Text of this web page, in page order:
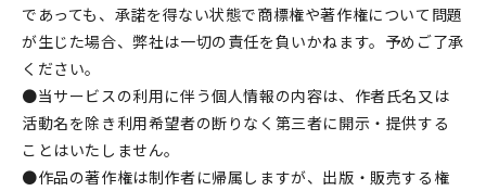
であっても、承諾を得ない状態で商標権や著作権について問題
が生じた場合、弊社は一切の責任を負いかねます。予めご了承
ください。
●当サービスの利用に伴う個人情報の内容は、作者氏名又は
活動名を除き利用希望者の断りなく第三者に開示・提供する
ことはいたしません。
●作品の著作権は制作者に帰属しますが、出版・販売する権